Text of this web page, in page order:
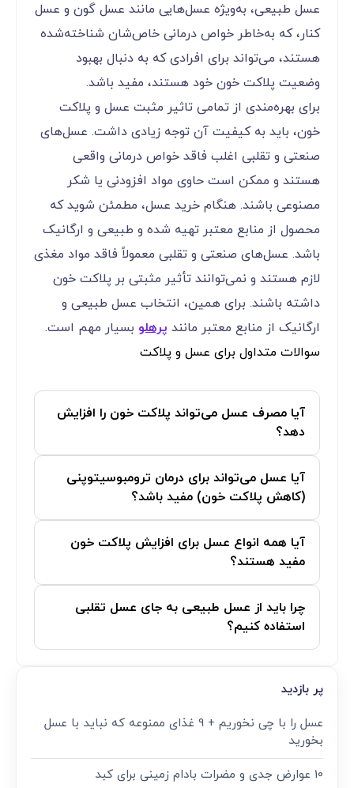
عسل طبیعی، به‌ویژه عسل‌هایی مانند عسل گون و عسل
کنار، که به‌خاطر خواص درمانی خاص‌شان شناخته‌شده
هستند، می‌تواند برای افرادی که به دنبال بهبود
وضعیت پلاکت خون خود هستند، مفید باشد.
برای بهره‌مندی از تمامی تاثیر مثبت عسل و پلاکت
خون، باید به کیفیت آن توجه زیادی داشت. عسل‌های
صنعتی و تقلبی اغلب فاقد خواص درمانی واقعی
هستند و ممکن است حاوی مواد افزودنی یا شکر
مصنوعی باشند. هنگام خرید عسل، مطمئن شوید که
محصول از منابع معتبر تهیه شده و طبیعی و ارگانیک
باشد. عسل‌های صنعتی و تقلبی معمولاً فاقد مواد مغذی
لازم هستند و نمی‌توانند تأثیر مثبتی بر پلاکت خون
داشته باشند. برای همین، انتخاب عسل طبیعی و
ارگانیک از منابع معتبر مانند پرهلو بسیار مهم است.
سوالات متداول برای عسل و پلاکت
آیا مصرف عسل می‌تواند پلاکت خون را افزایش
دهد؟
آیا عسل می‌تواند برای درمان ترومبوسیتوپنی
(کاهش پلاکت خون) مفید باشد؟
آیا همه انواع عسل برای افزایش پلاکت خون
مفید هستند؟
چرا باید از عسل طبیعی به جای عسل تقلبی
استفاده کنیم؟
پر بازدید
عسل را با چی نخوریم + 9 غذای ممنوعه که نباید با عسل
بخورید
10 عوارض جدی و مضرات بادام زمینی برای کبد